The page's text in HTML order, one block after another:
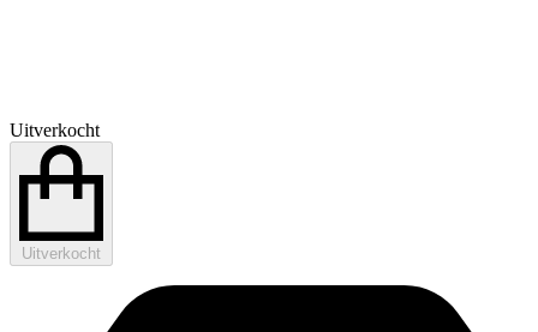
Uitverkocht
Uitverkocht